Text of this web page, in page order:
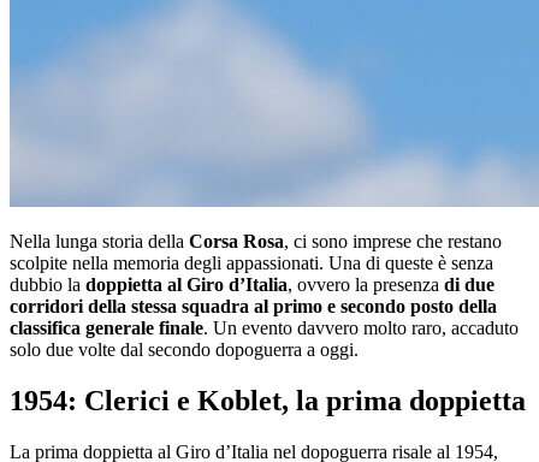
Nella lunga storia della Corsa Rosa, ci sono imprese che restano
scolpite nella memoria degli appassionati. Una di queste è senza
dubbio la doppietta al Giro d’Italia, ovvero la presenza di due
corridori della stessa squadra al primo e secondo posto della
classifica generale finale. Un evento davvero molto raro, accaduto
solo due volte dal secondo dopoguerra a oggi.
1954: Clerici e Koblet, la prima doppietta
La prima doppietta al Giro d’Italia nel dopoguerra risale al 1954,